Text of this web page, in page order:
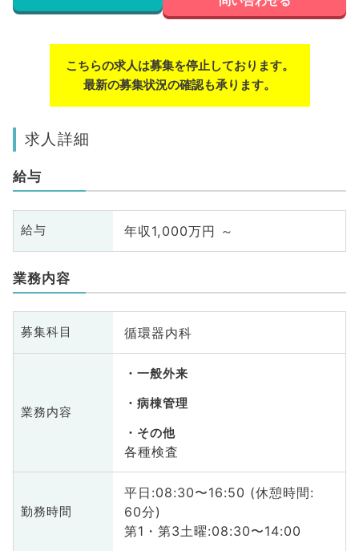
こちらの求人は募集を停止しております。
最新の募集状況の確認も承ります。
求人詳細
給与
給与 年収1,000万円 ～
業務内容
募集科目 循環器内科
業務内容
一般外来
病棟管理
その他
各種検査
勤務時間
平日:08:30〜16:50 (休憩時間:
60分)
第1・第3土曜:08:30〜14:00